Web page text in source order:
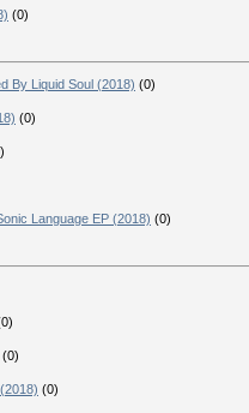
(0)
By Liquid Soul (2018) (0)
(0)
Language EP (2018) (0)
(0)
(0)